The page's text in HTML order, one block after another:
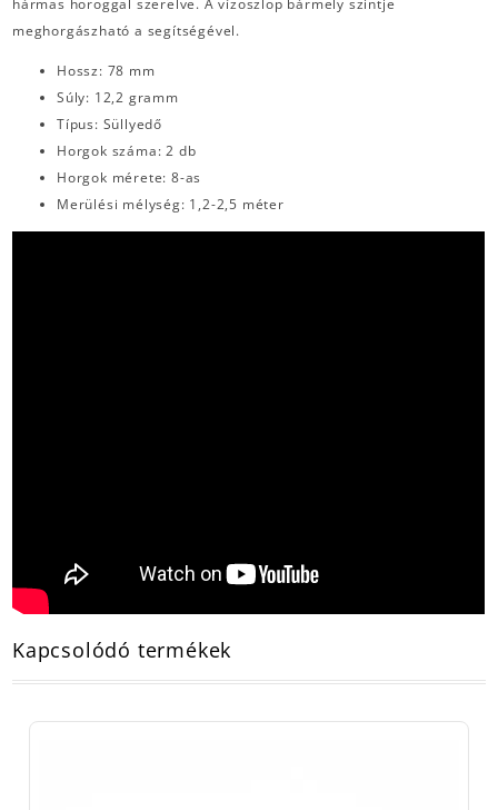
meghorgászható a segítségével.
Hossz: 78 mm
Súly: 12,2 gramm
Típus: Süllyedő
Horgok száma: 2 db
Horgok mérete: 8-as
Merülési mélység: 1,2-2,5 méter
Kapcsolódó termékek